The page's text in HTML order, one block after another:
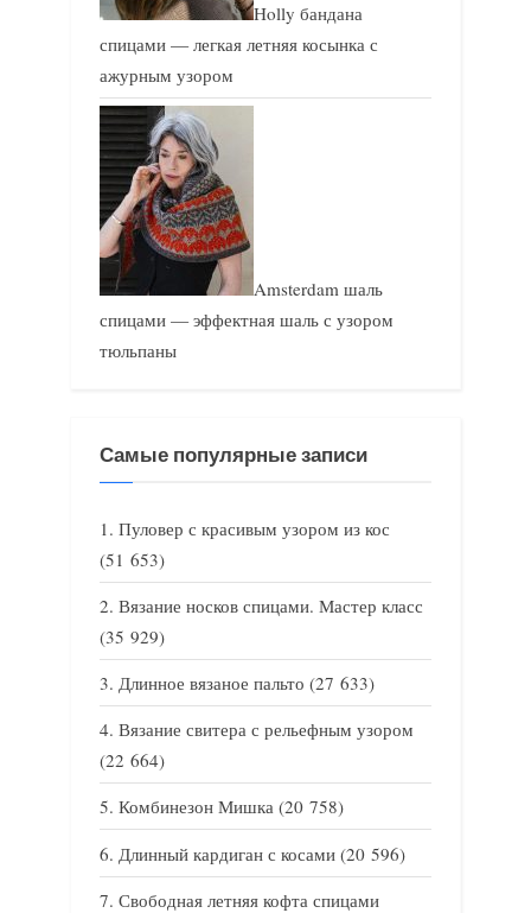
Holly бандана
спицами — легкая летняя косынка с
ажурным узором
Amsterdam шаль
спицами — эффектная шаль с узором
тюльпаны
Самые популярные записи
Пуловер с красивым узором из кос
(51 653)
Вязание носков спицами. Мастер класс
(35 929)
Длинное вязаное пальто (27 633)
Вязание свитера с рельефным узором
(22 664)
Комбинезон Мишка (20 758)
Длинный кардиган с косами (20 596)
Свободная летняя кофта спицами